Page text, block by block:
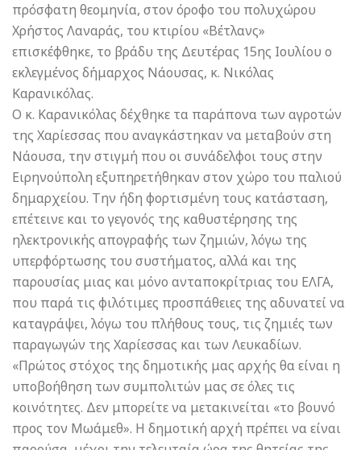
πρόσφατη θεομηνία, στον όροφο του πολυχώρου
Χρήστος Λαναράς, του κτιρίου «Βέτλανς»
επισκέφθηκε, το βράδυ της Δευτέρας 15ης Ιουλίου ο
εκλεγμένος δήμαρχος Νάουσας, κ. Νικόλας
Καρανικόλας.
Ο κ. Καρανικόλας δέχθηκε τα παράπονα των αγροτών
της Χαρίεσσας που αναγκάστηκαν να μεταβούν στη
Νάουσα, την στιγμή που οι συνάδελφοι τους στην
Ειρηνούπολη εξυπηρετήθηκαν στον χώρο του παλιού
δημαρχείου. Την ήδη φορτισμένη τους κατάσταση,
επέτεινε και το γεγονός της καθυστέρησης της
ηλεκτρονικής απογραφής των ζημιών, λόγω της
υπερφόρτωσης του συστήματος, αλλά και της
παρουσίας μιας και μόνο ανταποκρίτριας του ΕΛΓΑ,
που παρά τις φιλότιμες προσπάθειες της αδυνατεί να
καταγράψει, λόγω του πλήθους τους, τις ζημιές των
παραγωγών της Χαρίεσσας και των Λευκαδίων.
«Πρώτος στόχος της δημοτικής μας αρχής θα είναι η
υποβοήθηση των συμπολιτών μας σε όλες τις
κοινότητες. Δεν μπορείτε να μετακινείται «το βουνό
προς τον Μωάμεθ». Η δημοτική αρχή πρέπει να είναι